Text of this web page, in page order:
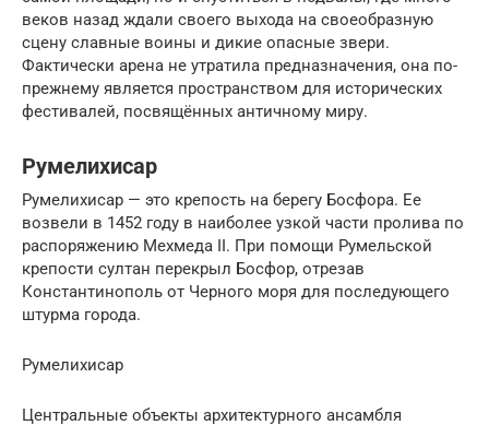
веков назад ждали своего выхода на своеобразную
сцену славные воины и дикие опасные звери.
Фактически арена не утратила предназначения, она по-
прежнему является пространством для исторических
фестивалей, посвящённых античному миру.
Румелихисар
Румелихисар — это крепость на берегу Босфора. Ее
возвели в 1452 году в наиболее узкой части пролива по
распоряжению Мехмеда II. При помощи Румельской
крепости султан перекрыл Босфор, отрезав
Константинополь от Черного моря для последующего
штурма города.
Румелихисар
Центральные объекты архитектурного ансамбля